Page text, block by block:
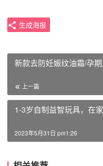
生成海报
新款去防妊娠纹油霜/孕
上一篇
1-3岁自制益智玩具，在
2023年5月31日 pm1:26